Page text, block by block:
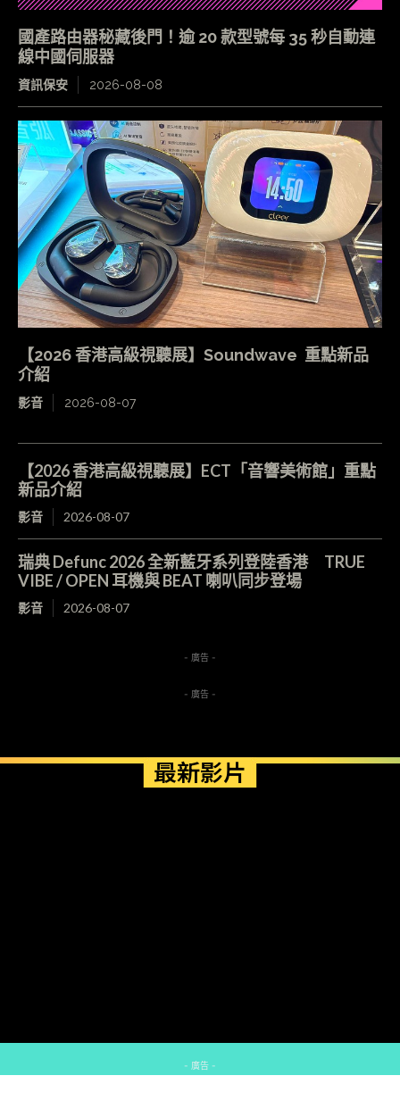
國產路由器秘藏後門！逾 20 款型號每 35 秒自動連
線中國伺服器
資訊保安 2026-08-08
【2026 香港高級視聽展】Soundwave 重點新品
介紹
影音 2026-08-07
【2026 香港高級視聽展】ECT「音響美術館」重點
新品介紹
影音 2026-08-07
瑞典 Defunc 2026 全新藍牙系列登陸香港 TRUE
VIBE / OPEN 耳機與 BEAT 喇叭同步登場
影音 2026-08-07
- 廣告 -
- 廣告 -
最新影片
- 廣告 -